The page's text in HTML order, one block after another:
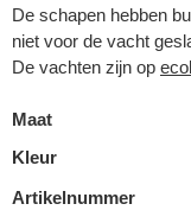
De schapen hebben
niet voor de vacht
De vachten zijn op
Maat
Kleur
Artikelnummer